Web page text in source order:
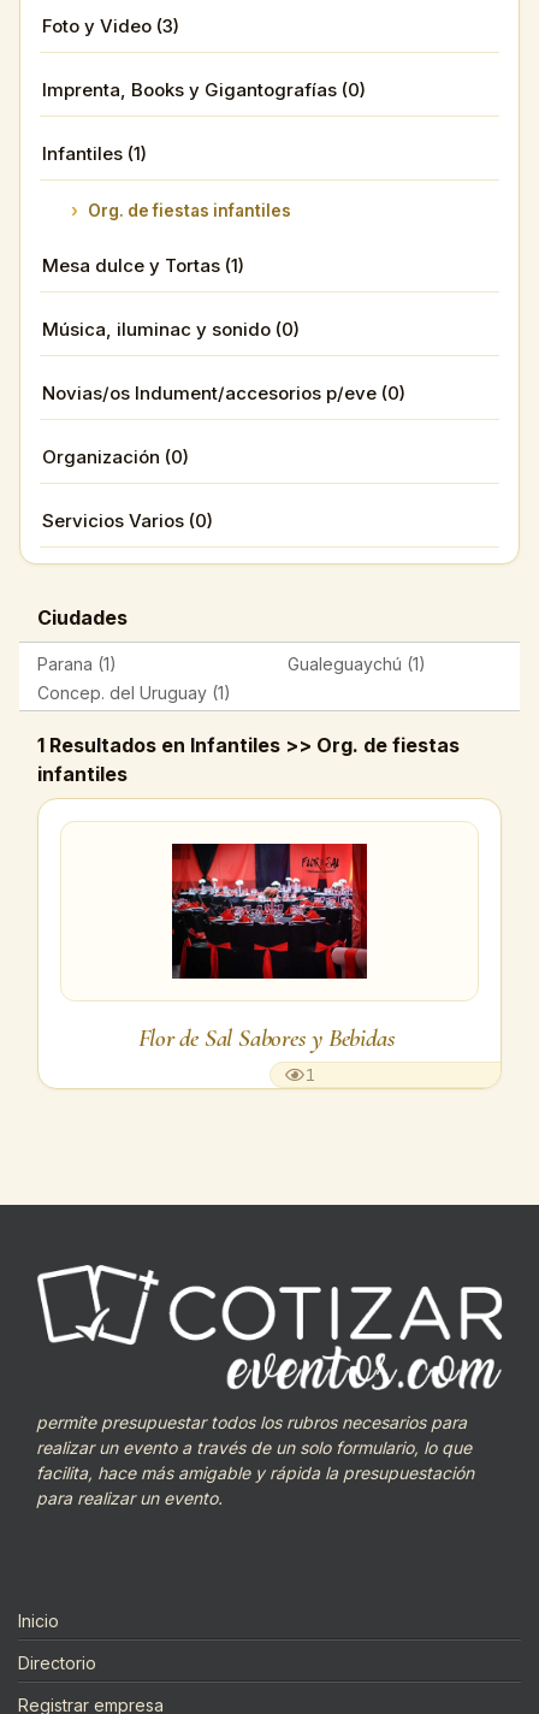
Foto y Video (3)
Imprenta, Books y Gigantografías (0)
Infantiles (1)
Org. de fiestas infantiles
Mesa dulce y Tortas (1)
Música, iluminac y sonido (0)
Novias/os Indument/accesorios p/eve (0)
Organización (0)
Servicios Varios (0)
Ciudades
Parana (1)
Gualeguaychú (1)
Concep. del Uruguay (1)
1 Resultados en Infantiles >> Org. de fiestas
infantiles
Flor de Sal Sabores y Bebidas
1
permite presupuestar todos los rubros necesarios para
realizar un evento a través de un solo formulario, lo que
facilita, hace más amigable y rápida la presupuestación
para realizar un evento.
Inicio
Directorio
Registrar empresa